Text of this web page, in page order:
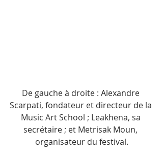
De gauche à droite : Alexandre
Scarpati, fondateur et directeur de la
Music Art School ; Leakhena, sa
secrétaire ; et Metrisak Moun,
organisateur du festival.